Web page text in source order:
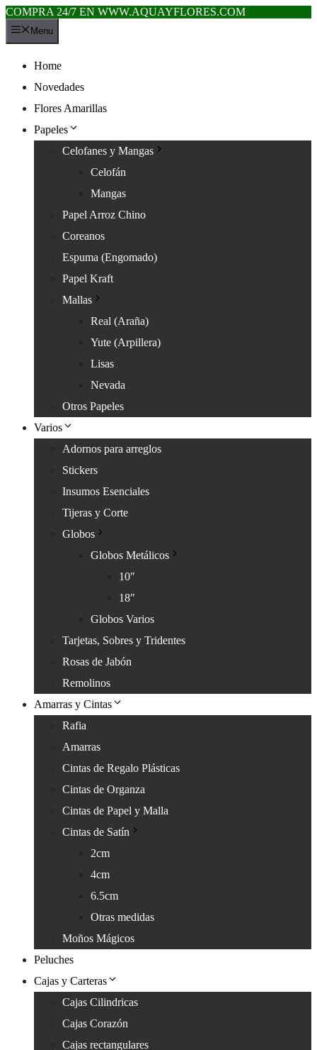
COMPRA 24/7 EN WWW.AQUAYFLORES.COM
Saltar
al
Menu
Home
Novedades
Flores Amarillas
Papeles
Celofanes y Mangas
Celofán
Mangas
Papel Arroz Chino
Coreanos
Espuma (Engomado)
Papel Kraft
Mallas
Real (Araña)
Yute (Arpillera)
Lisas
Nevada
Otros Papeles
Varios
Adornos para arreglos
Stickers
Insumos Esenciales
Tijeras y Corte
Globos
Globos Metálicos
10″
18″
Globos Varios
Tarjetas, Sobres y Tridentes
Rosas de Jabón
Remolinos
Amarras y Cintas
Rafia
Amarras
Cintas de Regalo Plásticas
Cintas de Organza
Cintas de Papel y Malla
Cintas de Satín
2cm
4cm
6.5cm
Otras medidas
Moños Mágicos
Peluches
Cajas y Carteras
Cajas Cilindricas
Cajas Corazón
Cajas rectangulares